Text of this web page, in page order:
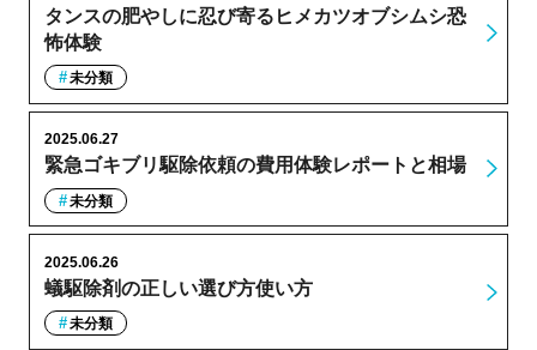
タンスの肥やしに忍び寄るヒメカツオブシムシ恐
怖体験
未分類
緊急ゴキブリ駆除依頼の費用体験レポートと相場
2025.06.27
未分類
蟻駆除剤の正しい選び方使い方
2025.06.26
未分類